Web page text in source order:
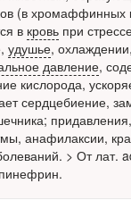
развивает
острой
роста
(в хромаффинных
в кровь при
удушье,
давление,
кислорода,
сердцебиение,
, анафилаксии,
> От